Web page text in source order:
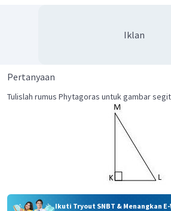
Iklan
Pertanyaan
Tulislah rumus Phytagoras untuk gambar
Ikuti Tryout SNBT & Menangkan